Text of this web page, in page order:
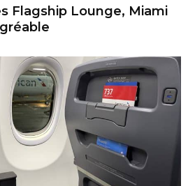
Flagship Lounge, Miami